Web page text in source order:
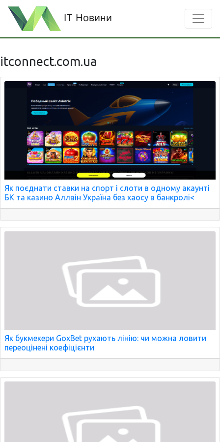
IT Новини
itconnect.com.ua
Як поєднати ставки на спорт і слоти в одному акаунті
БК та казино Аллвін Україна без хаосу в банкролі<
Як букмекери GoxBet рухають лінію: чи можна ловити
переоцінені коефіцієнти